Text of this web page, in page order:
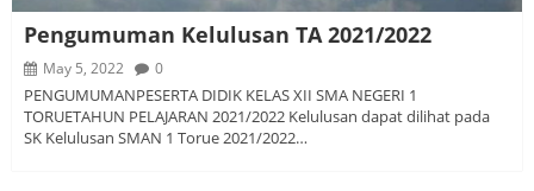
Pengumuman Kelulusan TA 2021/2022
May 5, 2022 0
PENGUMUMANPESERTA DIDIK KELAS XII SMA NEGERI 1
TORUETAHUN PELAJARAN 2021/2022 Kelulusan dapat dilihat pada
SK Kelulusan SMAN 1 Torue 2021/2022…